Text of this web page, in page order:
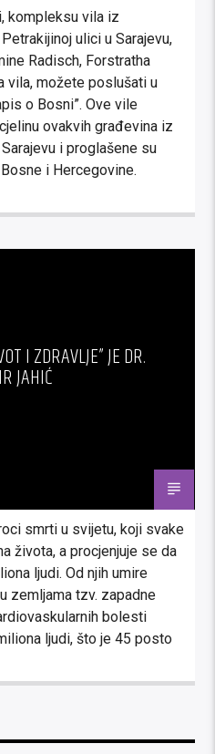
kompleksu vila iz
ulici u Sarajevu,
Radisch, Forstratha
vila, možete poslušati u
o Bosni”. Ove vile
ovakvih građevina iz
i proglašene su
i Hercegovine.
I ZDRAVLJE” JE DR.
JAHIĆ
smrti u svijetu, koji svake
života, a procjenjuje se da
ljudi. Od njih umire
zemljama tzv. zapadne
bolesti
ljudi, što je 45 posto